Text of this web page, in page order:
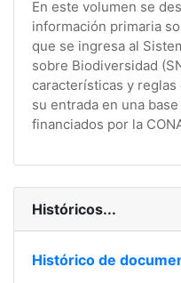
En este volumen se
información primaria
que se ingresa al
sobre Biodiversidad
características y
su entrada en una
financiados por la
Históricos...
Histórico de